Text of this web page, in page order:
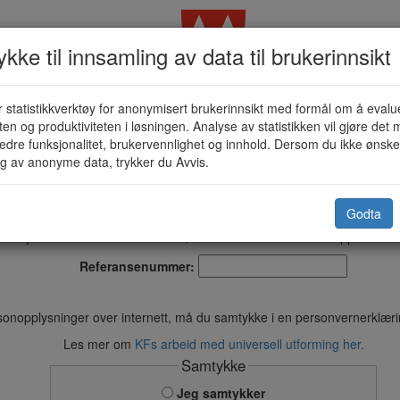
- Søknad om stipend
skjemaet uten å sende det inn, kan du fortsette der du slapp ved å
Referansenummer:
over internett, må du samtykke i en
Les mer om KFs arbeid med universell utforming her.
Samtykke
Jeg samtykker
til innsamling av data til brukerinnsikt
statistikkverktøy for anonymisert brukerinnsikt med formål om å
og produktiviteten i løsningen. Analyse av statistikken vil gjøre det
funksjonalitet, brukervennlighet og innhold. Dersom du ikke
av anonyme data, trykker du Avvis.
Godta